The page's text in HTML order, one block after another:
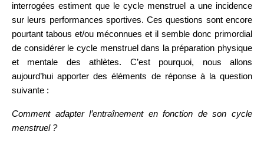
interrogées estiment que le cycle menstruel a une incidence
sur leurs performances sportives. Ces questions sont encore
pourtant tabous et/ou méconnues et il semble donc primordial
de considérer le cycle menstruel dans la préparation physique
et mentale des athlètes. C’est pourquoi, nous allons
aujourd’hui apporter des éléments de réponse à la question
suivante :
Comment adapter l’entraînement en fonction de son cycle
menstruel ?